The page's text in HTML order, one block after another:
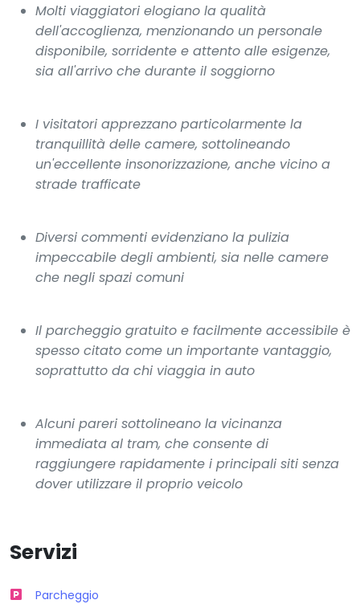
Molti viaggiatori elogiano la qualità
dell'accoglienza, menzionando un personale
disponibile, sorridente e attento alle esigenze,
sia all'arrivo che durante il soggiorno
I visitatori apprezzano particolarmente la
tranquillità delle camere, sottolineando
un'eccellente insonorizzazione, anche vicino a
strade trafficate
Diversi commenti evidenziano la pulizia
impeccabile degli ambienti, sia nelle camere
che negli spazi comuni
Il parcheggio gratuito e facilmente accessibile è
spesso citato come un importante vantaggio,
soprattutto da chi viaggia in auto
Alcuni pareri sottolineano la vicinanza
immediata al tram, che consente di
raggiungere rapidamente i principali siti senza
dover utilizzare il proprio veicolo
Servizi
Parcheggio